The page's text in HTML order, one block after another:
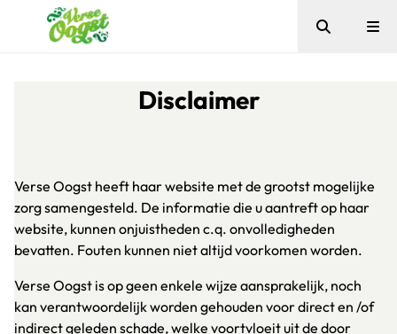
Zoeken
Disclaimer
Verse Oogst heeft haar website met de grootst mogelijke
zorg samengesteld. De informatie die u aantreft op haar
website, kunnen onjuistheden c.q. onvolledigheden
bevatten. Fouten kunnen niet altijd voorkomen worden.
Verse Oogst is op geen enkele wijze aansprakelijk, noch
kan verantwoordelijk worden gehouden voor direct en /of
indirect geleden schade, welke voortvloeit uit de door